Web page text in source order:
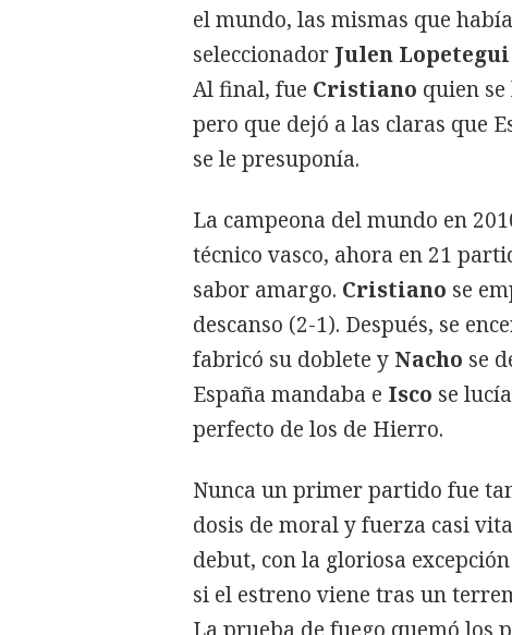
el mundo, las mismas que
seleccionador Julen Lopetegui
Al final, fue Cristiano quien
pero que dejó a las claras que
se le presuponía.
La campeona del mundo en
técnico vasco, ahora en 21
sabor amargo. Cristiano se
descanso (2-1). Después, se
fabricó su doblete y Nacho se
España mandaba e Isco se
perfecto de los de Hierro.
Nunca un primer partido fue
dosis de moral y fuerza casi
debut, con la gloriosa
si el estreno viene tras un